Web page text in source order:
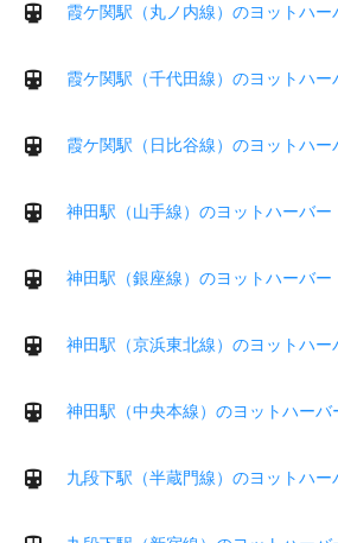
霞ケ関駅（丸ノ内線）のヨットハー
霞ケ関駅（千代田線）のヨットハー
霞ケ関駅（日比谷線）のヨットハー
神田駅（山手線）のヨットハーバー
神田駅（銀座線）のヨットハーバー
神田駅（京浜東北線）のヨットハー
神田駅（中央本線）のヨットハーバ
九段下駅（半蔵門線）のヨットハー